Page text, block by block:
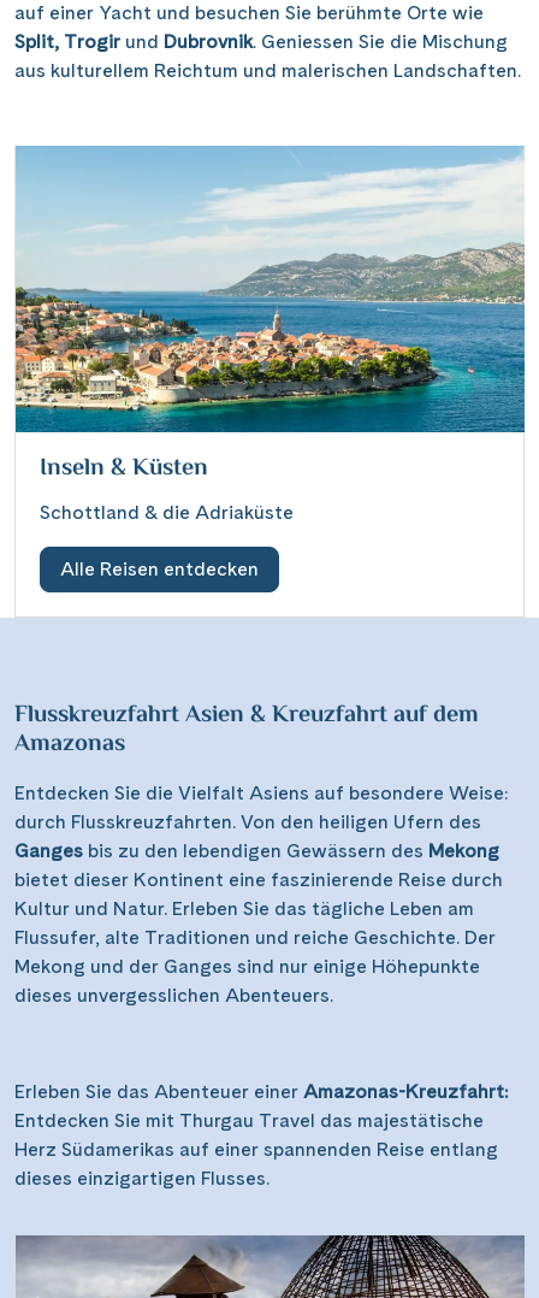
auf einer Yacht und besuchen Sie berühmte Orte wie
Split, Trogir und Dubrovnik. Geniessen Sie die Mischung
aus kulturellem Reichtum und malerischen Landschaften.
Inseln & Küsten
Schottland & die Adriaküste
Alle Reisen entdecken
Flusskreuzfahrt Asien & Kreuzfahrt auf dem
Amazonas
Entdecken Sie die Vielfalt Asiens auf besondere Weise:
durch Flusskreuzfahrten. Von den heiligen Ufern des
Ganges bis zu den lebendigen Gewässern des Mekong
bietet dieser Kontinent eine faszinierende Reise durch
Kultur und Natur. Erleben Sie das tägliche Leben am
Flussufer, alte Traditionen und reiche Geschichte. Der
Mekong und der Ganges sind nur einige Höhepunkte
dieses unvergesslichen Abenteuers.
Erleben Sie das Abenteuer einer Amazonas-Kreuzfahrt:
Entdecken Sie mit Thurgau Travel das majestätische
Herz Südamerikas auf einer spannenden Reise entlang
dieses einzigartigen Flusses.